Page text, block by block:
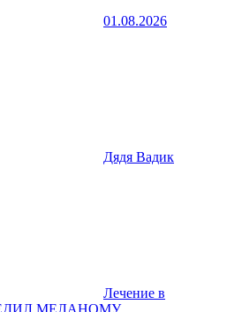
01.08.2026
Дядя Вадик
Лечение в